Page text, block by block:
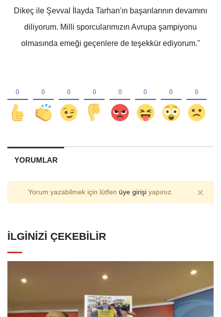
Dikeç ile Şevval İlayda Tarhan'ın başarılarının devamını
diliyorum. Milli sporcularımızın Avrupa şampiyonu
olmasında emeği geçenlere de teşekkür ediyorum."
YORUMLAR
Yorum yazabilmek için lütfen üye girişiyapınız. ×
İLGINIZI ÇEKEBILIR